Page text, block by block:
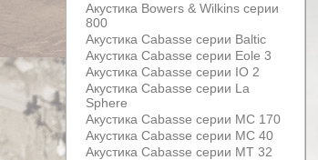
Акустика Bowers & Wilkins серии
800
Акустика Cabasse серии Baltic
Акустика Cabasse серии Eole 3
Акустика Cabasse серии IO 2
Акустика Cabasse серии La
Sphere
Акустика Cabasse серии MC 170
Акустика Cabasse серии MC 40
Акустика Cabasse серии MT 32